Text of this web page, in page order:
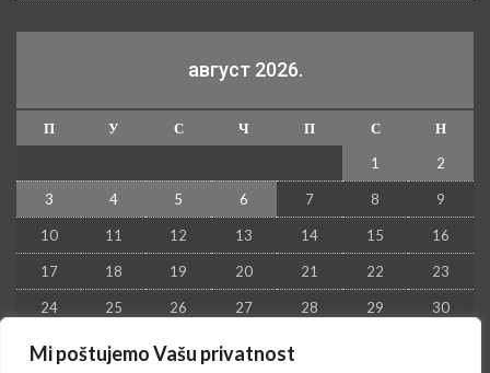
Mi poštujemo Vašu privatnost
август 2026.
П У С Ч П С
Н
1
2
3 4 5 6 7 8 9
10 11 12 13 14 15 16
17 18 19 20 21 22 23
24 25 26 27 28 29 30
31